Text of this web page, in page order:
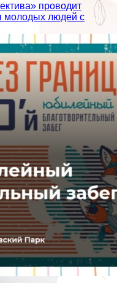
проводит
молодых людей с